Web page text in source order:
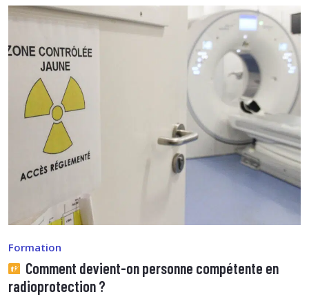
Formation
Comment devient-on personne compétente en
radioprotection ?